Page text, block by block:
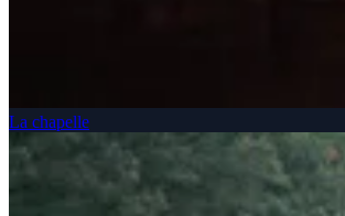
La chapelle